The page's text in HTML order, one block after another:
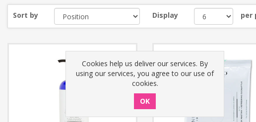
Sort by Display per
Cookies help us deliver our services. By
using our services, you agree to our use of
cookies.